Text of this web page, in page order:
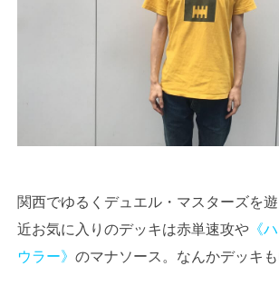
関西でゆるくデュエル・マスターズを
近お気に入りのデッキは赤単速攻や 《
ウラー》 のマナソース。なんかデッキも